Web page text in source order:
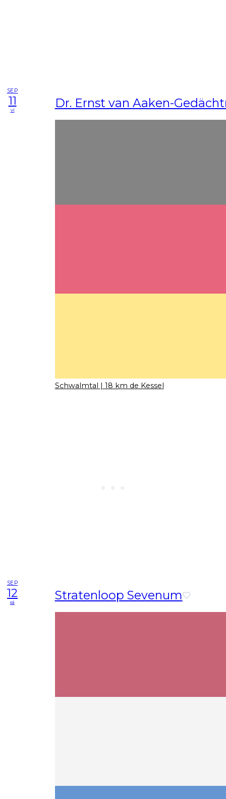
SEP
11
vi Dr. Ernst van Aaken-
Schwalmtal | 18 km de Kessel
SEP
12
sá Stratenloop Sevenum